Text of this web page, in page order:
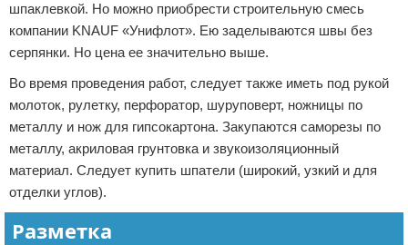
шпаклевкой. Но можно приобрести строительную смесь
компании KNAUF «Унифлот». Ею заделываются швы без
серпянки. Но цена ее значительно выше.
Во время проведения работ, следует также иметь под рукой
молоток, рулетку, перфоратор, шуруповерт, ножницы по
металлу и нож для гипсокартона. Закупаются саморезы по
металлу, акриловая грунтовка и звукоизоляционный
материал. Следует купить шпатели (широкий, узкий и для
отделки углов).
Разметка